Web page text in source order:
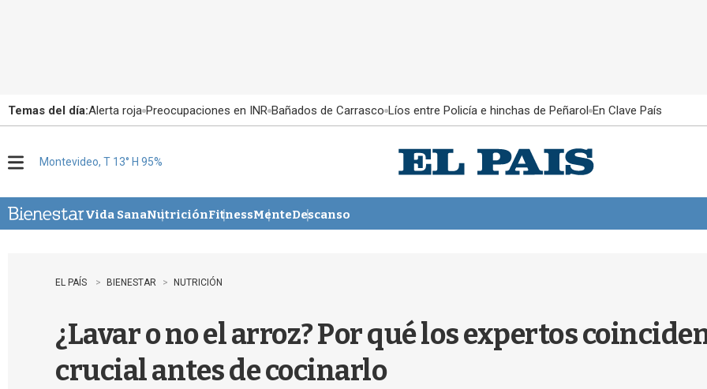
Temas del día:Alerta roja Preocupaciones en INR Bañados de Carrasco Líos entre Policía e hinchas de Peñarol En Clave País
u
Montevideo, T 13° H 95%
Vida SanaNutriciónFitnessMenteDescanso
EL PAÍS BIENESTAR NUTRICIÓN
¿Lavar o no el arroz? Por qué los expertos
crucial antes de cocinarlo